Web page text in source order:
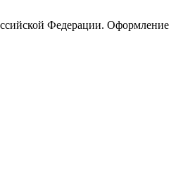
Федерации. Оформление